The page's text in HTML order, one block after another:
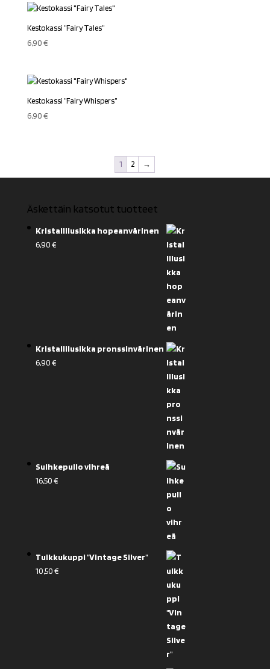
Kestokassi ”Fairy Tales”
6,90€
Kestokassi ”Fairy Whispers”
6,90€
1 2 →
Äskettäin katsotut tuotteet
Kristallilusikka hopeanvärinen
6,90€
Kristallilusikka pronssinvärinen
6,90€
Suihkepullo vihreä
16,50€
Tuikkukuppi "Vintage Silver"
10,50€